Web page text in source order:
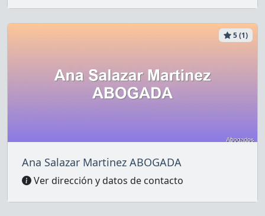
5 (1)
Ana Salazar Martinez ABOGADA
Ver dirección y datos de contacto